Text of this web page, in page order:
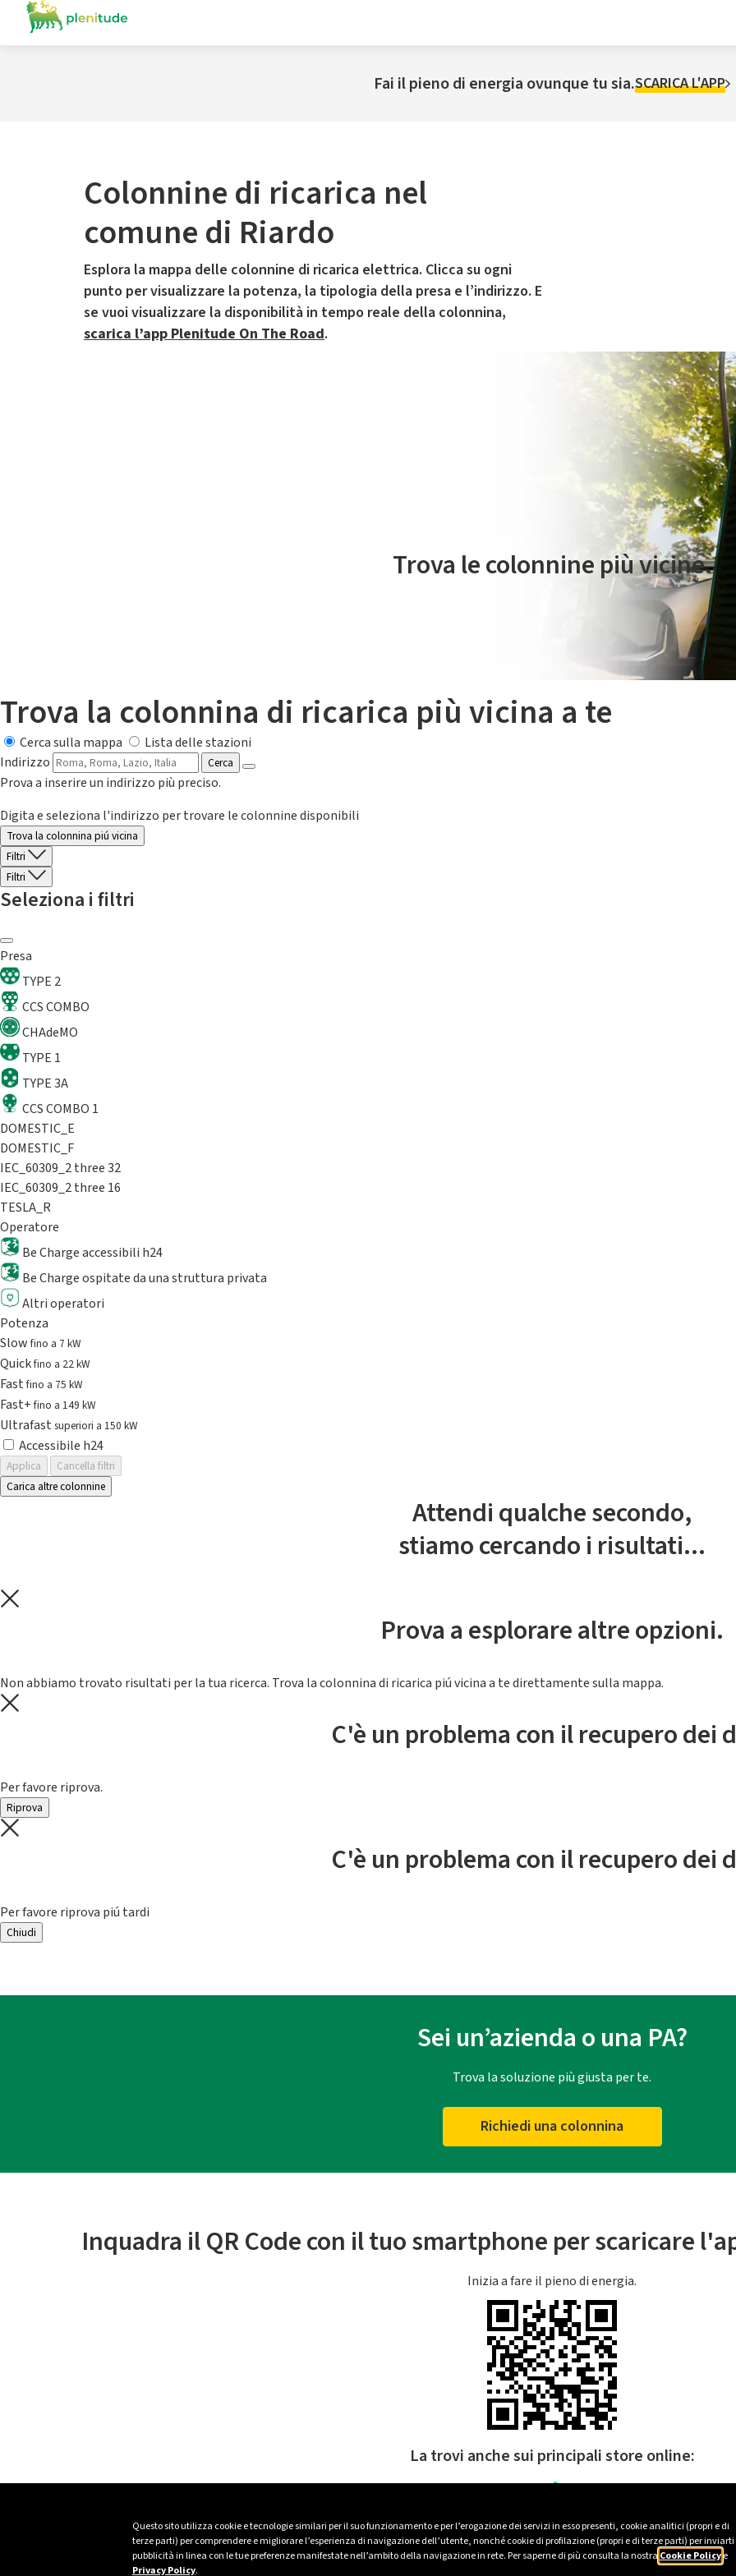
Questo sito utilizza cookie e tecnologie similari per il suo funzionamento e per l’erogazione dei servizi in esso presenti, cookie analitici (propri e di
terze parti) per comprendere e migliorare l’esperienza di navigazione dell’utente, nonché cookie di profilazione (propri e di terze parti) per inviarti
pubblicità in linea con le tue preferenze manifestate nell’ambito della navigazione in rete. Per saperne di più consulta la nostra Cookie Policye
Privacy Policy.
Fai il pieno di energia ovunque tu sia.SCARICA L'APP
Colonnine di ricarica nel
comune di Riardo
Esplora la mappa delle colonnine di ricarica elettrica. Clicca su ogni
punto per visualizzare la potenza, la tipologia della presa e l’indirizzo. E
se vuoi visualizzare la disponibilità in tempo reale della colonnina,
scarica l’app Plenitude On The Road.
Il servizio di mobilità elettrica è gestito da Plenitude On The Road
Trova le colonnine più vicine.
Trova la colonnina di ricarica più vicina a te
Cerca sulla mappa
Lista delle stazioni
Indirizzo
Cerca
Prova a inserire un indirizzo più preciso.
Digita e seleziona l'indirizzo per trovare le colonnine disponibili
Trova la colonnina piú vicina
Filtri
Filtri
Seleziona i filtri
Presa
TYPE 2
CCS COMBO
CHAdeMO
TYPE 1
TYPE 3A
CCS COMBO 1
DOMESTIC_E
DOMESTIC_F
IEC_60309_2 three 32
IEC_60309_2 three 16
TESLA_R
Operatore
Be Charge accessibili h24
Be Charge ospitate da una struttura privata
Altri operatori
Potenza
Slowfino a 7 kW
Quickfino a 22 kW
Fastfino a 75 kW
Fast+fino a 149 kW
Ultrafast superiori a 150 kW
Accessibile h24
Applica
Cancella filtri
Carica altre colonnine
Attendi qualche secondo,
stiamo cercando i risultati...
Prova a esplorare altre opzioni.
Non abbiamo trovato risultati per la tua ricerca. Trova la colonnina di ricarica piú vicina a te direttamente sulla mappa.
C'è un problema con il recupero dei
Per favore riprova.
Riprova
C'è un problema con il recupero dei
Per favore riprova piú tardi
Chiudi
Sei un’azienda o una PA?
Trova la soluzione più giusta per te.
Richiedi una colonnina
Inquadra il QR Code con il tuo smartphone per scaricare
Inizia a fare il pieno di energia.
La trovi anche sui principali store online: